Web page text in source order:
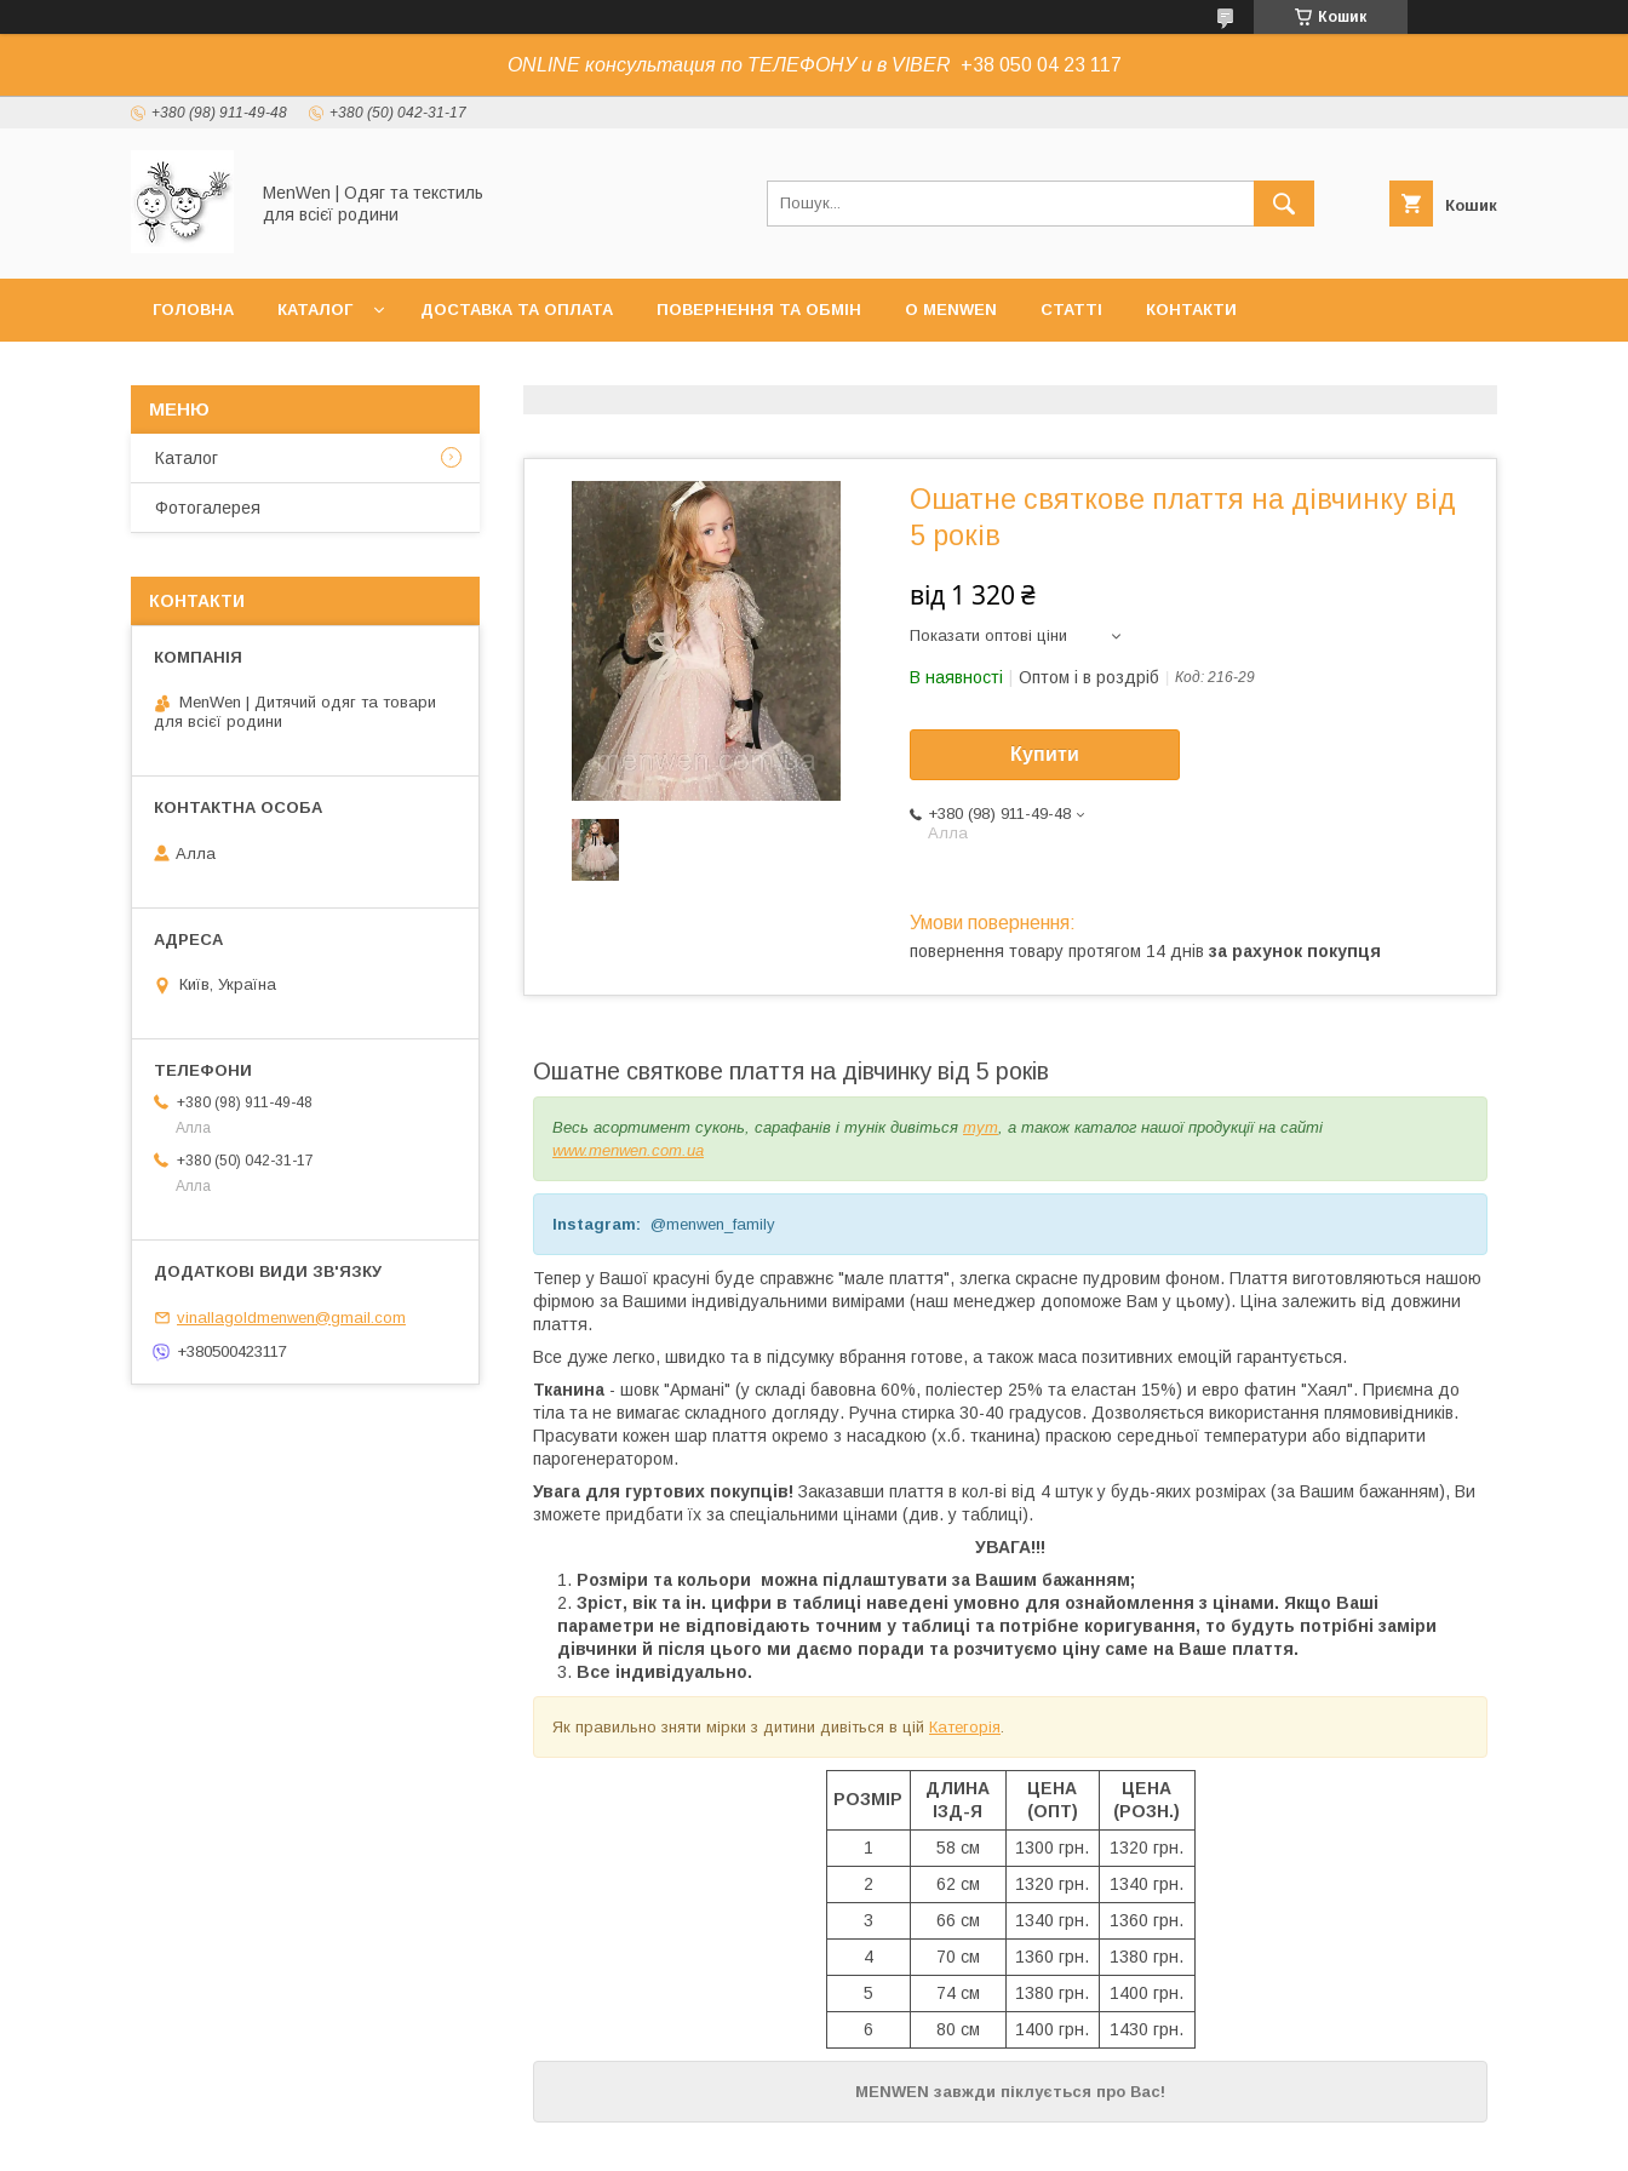
Кошик
ONLINE консультация по ТЕЛЕФОНУ и в VIBER +38 050 04 23 117
+380 (98) 911-49-48 +380 (50) 042-31-17
MenWen | Одяг та текстиль
для всієї родини
Кошик
ГОЛОВНА КАТАЛОГ ДОСТАВКА ТА ОПЛАТА ПОВЕРНЕННЯ ТА ОБМІН О MENWEN СТАТТІ КОНТАКТИ
Ошатне святкове плаття на дівчинку від
5 років
від 1 320 ₴
Показати оптові ціни
В наявності Оптом і в роздріб Код: 216-29
Купити
+380 (98) 911-49-48
Алла
повернення товару протягом 14 днів за рахунок покупця
Ошатне святкове плаття на дівчинку від 5 років
Весь асортимент суконь, сарафанів і тунік дивіться тут , а також каталог нашої продукції на сайті
www.menwen.com.ua
Instagram: @menwen_family
Тепер у Вашої красуні буде справжнє "мале плаття", злегка скрасне пудровим фоном. Плаття виготовляються нашою
фірмою за Вашими індивідуальними вимірами (наш менеджер допоможе Вам у цьому). Ціна залежить від довжини
плаття.
Все дуже легко, швидко та в підсумку вбрання готове, а також маса позитивних емоцій гарантується.
Тканина - шовк "Армані" (у складі бавовна 60%, поліестер 25% та еластан 15%) и евро фатин "Хаял". Приємна до
тіла та не вимагає складного догляду. Ручна стирка 30-40 градусов. Дозволяється використання плямовивідників.
Прасувати кожен шар плаття окремо з насадкою (х.б. тканина) праскою середньої температури або відпарити
парогенератором.
Увага для гуртових покупців! Заказавши плаття в кол-ві від 4 штук у будь-яких розмірах (за Вашим бажанням), Ви
зможете придбати їх за спеціальними цінами (див. у таблиці).
УВАГА!!!
Розміри та кольори можна підлаштувати за Вашим бажанням;
Зріст, вік та ін. цифри в таблиці наведені умовно для ознайомлення з цінами. Якщо Ваші
параметри не відповідають точним у таблиці та потрібне коригування, то будуть потрібні заміри
дівчинки й після цього ми даємо поради та розчитуємо ціну саме на Ваше плаття.
Все індивідуально.
Як правильно зняти мірки з дитини дивіться в цій Категорія
РОЗМІР
ДЛИНА
ІЗД-Я
ЦЕНА
(ОПТ)
ЦЕНА
(РОЗН.)
1
58 см 1300 грн.
1320 грн.
2
62 см 1320 грн.
1340 грн.
3
66 см 1340 грн.
1360 грн.
4
70 см 1360 грн.
1380 грн.
5
74 см 1380 грн.
1400 грн.
6
80 см 1400 грн. 1430 грн.
MENWEN завжди піклується про Вас!
Каталог
Фотогалерея
КОНТАКТИ
MenWen | Дитячий одяг та товари
для всієї родини
Алла
Київ, Україна
+380 (98) 911-49-48
Алла
+380 (50) 042-31-17
Алла
vinallagoldmenwen@gmail.com
+380500423117